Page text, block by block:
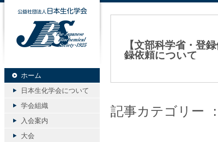
【文部科学省・登
録依頼について
記事カテゴリー
公益社団法人日本生化学会
ホーム
日本生化学会について
学会組織
入会案内
大会